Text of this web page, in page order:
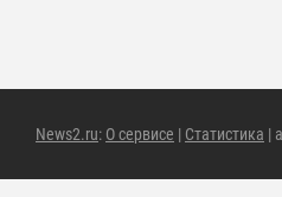
News2.ru: О сервисе | Статистика |